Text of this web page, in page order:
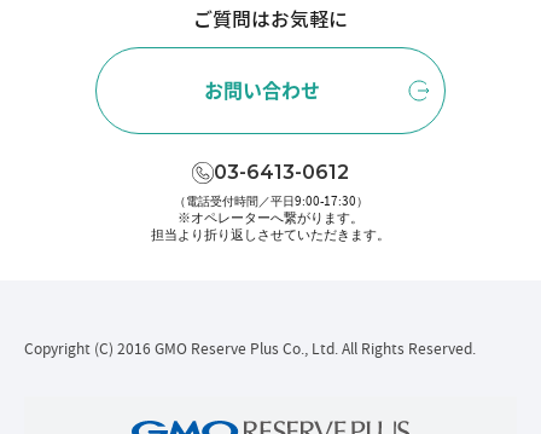
ご質問はお気軽に
お問い合わせ
03-6413-0612
（電話受付時間／平日9:00-17:30）
※オペレーターへ繋がります。
担当より折り返しさせていただきます。
Copyright (C) 2016 GMO Reserve Plus Co., Ltd. All Rights Reserved.